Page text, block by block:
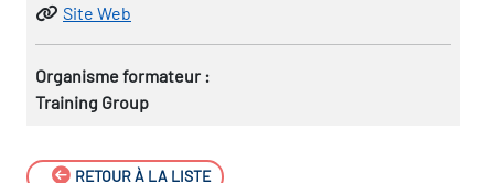
Site Web
Organisme formateur :
Training Group
RETOUR À LA LISTE